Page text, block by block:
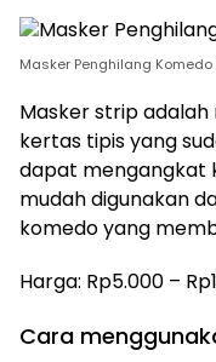
Masker Penghilang
Masker strip
kertas tipis yang
dapat mengangkat
mudah digunakan
komedo yang
Harga: Rp5.000 –
Cara